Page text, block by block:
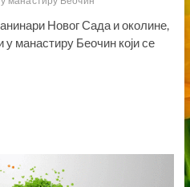
Новог Сада и околине,
у манастиру Беочин који се